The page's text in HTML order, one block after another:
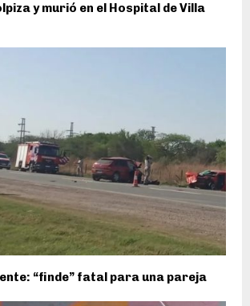
y murió en el Hospital de Villa
“finde” fatal para una pareja